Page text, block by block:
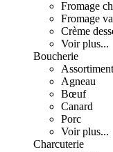
Fromage
Fromage
Crème
Voir plus...
Boucherie
Agneau
Bœuf
Canard
Porc
Voir plus...
Charcuterie